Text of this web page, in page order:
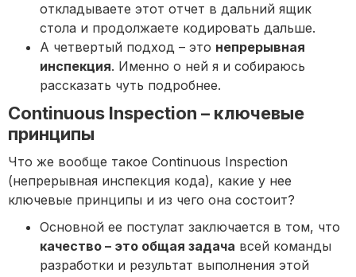
откладываете этот отчет в дальний ящик
стола и продолжаете кодировать дальше.
А четвертый подход – это непрерывная
инспекция. Именно о ней я и собираюсь
рассказать чуть подробнее.
Continuous Inspection – ключевые
принципы
Что же вообще такое Continuous Inspection
(непрерывная инспекция кода), какие у нее
ключевые принципы и из чего она состоит?
Основной ее постулат заключается в том, что
качество – это общая задача всей команды
разработки и результат выполнения этой